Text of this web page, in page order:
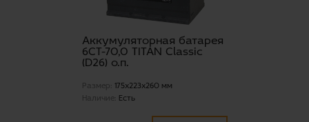
Аккумуляторная батарея
6СТ-70,0 TITAN Classic
(D26) о.п.
Размер: 175x223x260 мм
Наличие:
Есть